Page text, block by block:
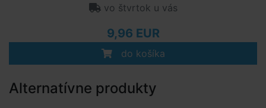
vo štvrtok u vás
9,96 EUR
do košíka
Alternatívne produkty